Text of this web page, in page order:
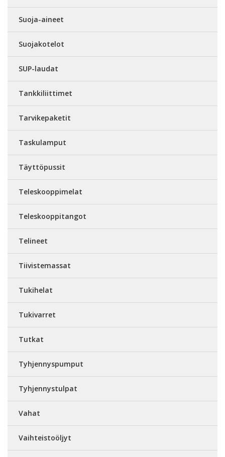
Suoja-aineet
Suojakotelot
SUP-laudat
Tankkiliittimet
Tarvikepaketit
Taskulamput
Täyttöpussit
Teleskooppimelat
Teleskooppitangot
Telineet
Tiivistemassat
Tukihelat
Tukivarret
Tutkat
Tyhjennyspumput
Tyhjennystulpat
Vahat
Vaihteistoöljyt